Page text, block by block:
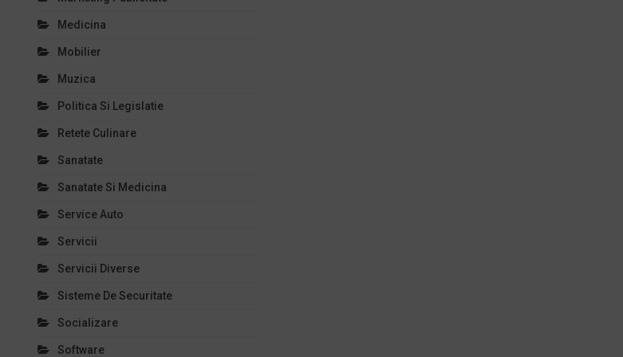
Medicina
Mobilier
Muzica
Politica Si Legislatie
Retete Culinare
Sanatate
Sanatate Si Medicina
Service Auto
Servicii
Servicii Diverse
Sisteme De Securitate
Socializare
Software